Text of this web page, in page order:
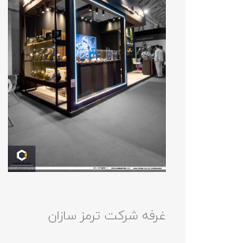
غرفه شرکت ترمز سازان